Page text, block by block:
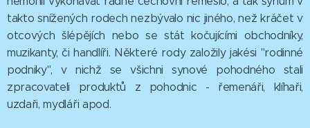
takto snížených rodech nezbývalo nic jiného, než kráčet v
otcových šlépějích nebo se stát kočujícími obchodníky,
muzikanty, či handlíři. Některé rody založily jakési "rodinné
podniky", v nichž se všichni synové pohodného stali
zpracovateli produktů z pohodnic - řemenáři, klíhaři,
uzdaři, mydláři apod.